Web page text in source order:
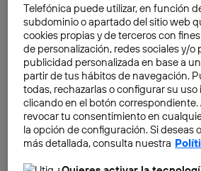
bien a quienes siguen con su
Telefónica puede utilizar, en función
subdominio o apartado del sitio web
cookies propias y de terceros con
de personalización, redes sociales y/o
publicidad personalizada en base a
partir de tus hábitos de navegación.
todas, rechazarlas o configurar su
clicando en el botón correspondiente.
revocar tu consentimiento en
la opción de configuración. Si deseas
más detallada, consulta nuestra